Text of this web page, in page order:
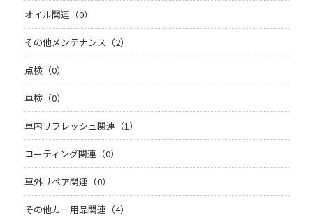
オイル関連（0）
その他メンテナンス（2）
点検（0）
車検（0）
車内リフレッシュ関連（1）
コーティング関連（0）
車外リペア関連（0）
その他カー用品関連（4）